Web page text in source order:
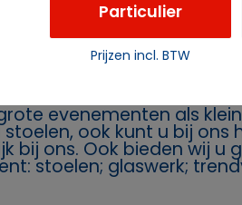
Rozema
Geeft u een feest en
evenementen als
ook kunt u bij
bij ons. Ook bieden wij
stoelen; glaswerk;
Particulier
Prijzen incl. BTW